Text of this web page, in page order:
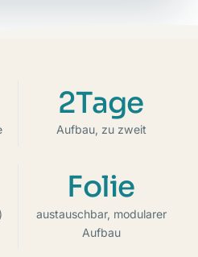
2Tage
Aufbau, zu zweit
Folie
austauschbar, modularer
Aufbau